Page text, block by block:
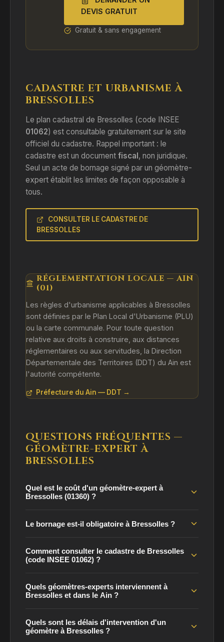
DEVIS GRATUIT
Gratuit & sans engagement
CADASTRE ET URBANISME À
BRESSOLLES
Le plan cadastral de Bressolles (code INSEE
01062) est consultable gratuitement sur le site
officiel du cadastre. Rappel important : le
cadastre est un document fiscal, non juridique.
Seul un acte de bornage signé par un géomètre-
expert établit les limites de façon opposable à
tous.
CONSULTER LE CADASTRE DE
BRESSOLLES
RÉGLEMENTATION LOCALE — AIN
(01)
Les règles d'urbanisme applicables à Bressolles
sont définies par le Plan Local d'Urbanisme (PLU)
ou la carte communale. Pour toute question
relative aux droits à construire, aux distances
réglementaires ou aux servitudes, la Direction
Départementale des Territoires (DDT) du Ain est
l'autorité compétente.
Préfecture du Ain — DDT →
QUESTIONS FRÉQUENTES —
GÉOMÈTRE-EXPERT À
BRESSOLLES
Quel est le coût d'un géomètre-expert à
Bressolles (01360) ?
Le bornage est-il obligatoire à Bressolles ?
Comment consulter le cadastre de Bressolles
(code INSEE 01062) ?
Quels géomètres-experts interviennent à
Bressolles et dans le Ain ?
Quels sont les délais d'intervention d'un
géomètre à Bressolles ?